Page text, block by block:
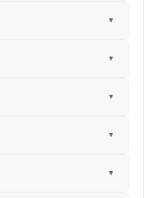
▼
▼
▼
▼
▼